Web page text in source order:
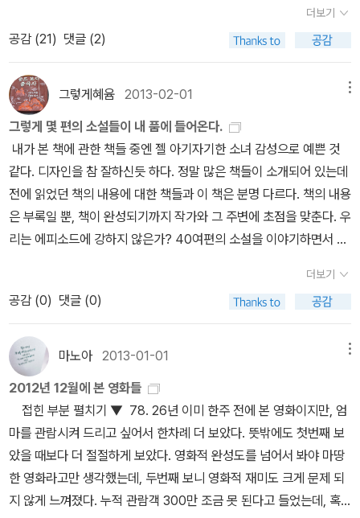
뺏긴 후다. 소린과 드워프들은 자신들의 왕국과 보물을 되찾기 위해
여행을 떠났지만, 점차 그들은 잃어버린 '왕국'보다 잃어버린 '보물'에
더 집착한다. 드워프 종족 자체가 보물을 좋아하긴 하지만, <호빗>에
서의 드워프들은 점차 보물에 이성을 빼앗긴다. 그 중 가장 심한 것은
드워프의 왕 '소린(Thorine)'이었다. 처음부터 광기(내 기준으로는
'똘끼' 혹은 '객기')가 있다고 묘사된 소린이었지만, 여정 과정에서 그
가 보여준 모습은 꽤 괜찮은 리더였다. 물론 고집불통에 까칠하기가
그지없어서 오히려 고생을 자처하는 경우도 있지만 (가령 어둠의 숲
요정의 왕인 '스란두일' 앞에서 하는 행동은 그냥 똥고집에 가까운 객
기이 뿐이다), 전체적으로는 화통하고 카리스마있는 리더의 모습을
보여준다. 그러나 소리은 조금씩 미쳐가고 있었다. 소린의 광기는 스
마우그가 빼앗았던 보물을 다시 보는 순간 소린의 변화는 가속을 달
린다. 스마우그가 죽은 후 바르드(Bard)와 스란두일이 찾아왔을 때
착하는 골룸의 모습을 닮기도 했고, 권력에 집착하던 곤도르의 국왕
'데네소르'를 닮기도 했다. 권력, 혹은 물질에 집착하는 현대인의 모습
과 그 집착의 정도를 톨킨은 이들 캐릭터를 통해 단계별로 보여주는
것만 같다. 다행히 소린은 골룸이나 데네소르와는 달리 마지막까지
미치진 않는다. 여전히 그의 광기는 남아있지만 (이것은 권력과 물질
에 집착하는 인간의 근본적인 악한 본성을 상징한다), 소린은 동시
에 리더로서의 자신의 본분과 자신의 또다른 면인 선한 성품을 놓지
않았다. 덕분에 안타까운 최후에도 불구하고 소린은 빌보와 화해하는
미 많은 사람들이 잘 하고 있다.그런 것들을 따라가기에는 나는 너무
뒤쳐져있어서몇 번 해보고는 금방 내려놓는지도 모르겠다. 독후감이
라면 나는 내게 일어난 '감'에 집중해보기로 했다.그것은 아주 사적이
고 내밀한 이야기일지도 모르지만그것이야말로 내겐 더할나위없이
가치 있다는 생각을 한다.그런 것들을 정돈해보고자 이런 서재도 시
작할 것인데다른 사람들의 서재를 읽다보면 그런 것들을 쉬이 잊곤
한다. 사적인 공간에서 나만을 위한 글쓰기를.그것은 온전한 내 소박
한 바램.
아, 이것은 진정한 참회의 눈물인가, 아니면 악어의 눈물인가? 다른
인터뷰에서 보니 자신은 후회하지 않는다고 한 걸 보면 악어의 눈물
일 가능성이 충분히 보이지만, 설령 진정한 회개의 눈물이라 한들 그
게 대체 무슨 소용이란 말인가. 죽은 사람이 살아 돌아오기라도 하는
가? 이제 와서 피해자들에게 뭘로 보상하고 어떻게 사과할 것인데?
이건 조상들의 잘못을 반성하고 책임을 느껴야 하는 일본측의 입장과
는 또 다른 문제다. 그들은 가해 당사자이니까. 아주 아주 보기 힘든
영화였다. 런닝 타임도 꽤 길었다. 상영하는 곳도 많지 않아서 찾아보
기까지 애먹었다. 힘들 걸 알았지만 그래도 봐야만 하는 영화라고 생
각했다. 포스터만 봐서는 절대 고르지 않을 영화였지만, 이 영화의 배
경을 알고 나니 찾지 않을 수 없었다. 이런 걸 만들어내는 감독은 또
얼마나 대단한지... 이건 비포 시리즈의 리처드 링클레이터와는 또 결
그들이 저지른 행위에 대해서 스스로 어떻게 생각하는지를 그들 자신
이 보여주도록 판을 짜놓은 것이다. 어휴, 괴물 감독이다. 비단 인도네
시아뿐 아니라 우리나라도 그렇고, 파시즘 하에서도 그랬듯이, 대체
'공산주의자'라는 이름으로 얼마나 많은 사람을 죽인 것일까. 마르크
스가 지하에서 울겠네...;;;; ★★★★★82. 님아 그 강을 건너지 마
오(진모영, 204)입소문이 워낙 쟁쟁했지만 그렇게 끌린 영화는 아니
었다. 약속이 이리저리 꼬이면서 우연히 급하게 보기로 결정한 영화
였다. 보고 난 느낌은 '워낭소리'와 비슷했다. 다들 왜 그렇게 열광하
지???노부부가 함께 한 시간이 무려 76년이었다. 부부는 다정했고
순한 스토리 때문에 영화와 비교해 많은 이들이 평가절하하지만 나름
대로 재밌다. 하지만 큰 기대는 하지 말도록. 6. 대한민국 나쁜 기업
지 못한다. 그렇기 때문에 쌍용차 파업, 용산참사는 단지 그들 자신의
배를 부르게 하기 위한 욕심이 부른 화라고 생각한다. 위에서는 아래
를, 아래에서는 옆을 볼 수 있는 시야를 가질 필요가 있다. 이 책이 그
포문을 열어주었다.7. 계간 자음과모음 21호 (2013년 가을호)- 패스.
8. 의자놀이, 공지영- 표절 논란으로 이래저래 말이 많지만 쌍용차 사
태를 쉽게 접할 수 있는 책이다. 회사의 잘못을 탓하기 위해 파업을 진
행했는데 되려 노조에 배상청구를 하는 아이러니한 사태. 이런 나라
는 우리나라 외에 몇 없다고 한다. 9. 동물농장, 조지 오웰- <1984>
다. 예나 지금이나 나팔수는 존재하고, 우리 아랫것들이 분해야 하는
이유를 한번 더 상기시켜주었다. 10. 썰전, JTBC 썰전 제작팀- JT
BC의 인기 교양 프로그램 썰전의 타이틀을 내걸었지만... 때론 위험
하달 정도로 아슬아슬한 방송 분위기가 전혀 드러나지 않은 이 책은
방송 팬에게 큰 점수를 얻지 못할 것이다. 내용 또한 그리 깊지 않아
시사에 관심을 조금이라도 가진 이들이라면 실망할 만하다. 11. 우리
에게는 또 다른 영토가 있다, 송화준, 한솔- 우리나라의 몇 사회적 기
업 대표의 인터뷰집이다. 어떻게 하면 기업이 사회에 공헌할 수 있는
가에 대한 의문은 이 책을 읽음으로써 더욱 커진다. 답이 없기 때문이
다... 그 답을 고민해나가는 과정에 지금 우리가 서 있다. 우리는 이것
을 치열하게 생각해보아야 할 것이다. 12. 열한시, 이상민- 영화 '열한
ㅎ 그나저나 책이 빨리 나오면 좋을텐데...안 나오면 어쩌나... 은근히
걱정도 되고...근데 나올 것 같다...인내심을 갖고 기다려 보는거야~!!!
ㅋㅋㅋ J.R.R. 톨킨의 가운데땅 이야기 세트 - 전6권 (양장)존 로날
드 로웰 톨킨 지음, 김번.김보원.이미애 옮김 / 씨앗을뿌리는사람 / 2
010년 8월 목차1권 반지의 제왕_I 반지원정대 2권 반지의 제왕_II
두 개의 탑 3권 반지의 제왕_III 왕의 귀환 4권 호빗 5권 실마릴리온
6권 후린의 아이들 호빗: 스마우그의 폐허 O.S.T. [2CD 스페셜 에
디션]에드 시런 (Ed Sheeran), 하워드 쇼어 (Howard Shore) / 유
니버설(Universal) / 2013년 12월 호빗: 뜻밖의 여정 O.S.T. [2C
D 디럭스 에디션]닐 핀 (Neil Finn) 노래, 하워드 쇼어 (Howard Sh
ore) 작곡 / 유니버설(Universal) / 2012년 12월 호빗: 뜻밖
의 여정 - 일반판 (2disc)피터 잭슨 감독, 이안 맥켈런 외 출연 / 워너
브라더스 / 2013년 4월 호빗 (반양장)존 로날드 로웰 톨킨 지음,
양장이다.반양장도 구매해야 하나... 호빗 The Hobbit존 로날
드 로웰 톨킨 지음, 이미애 옮김, 데이비드 웬젤 그림 / 씨앗을뿌리는
사람 / 2009년 10월 그래픽노블은 꼭 갖고싶당~컬렉션으로 추가~
ㅎㅎㅎ CD는 글쎄... 아직 모르겠다...듣고싶은데... 아마 나중에... 그
리 급한 건 아니니까...^^
더보기
공감 (21) 댓글 (2)
그렇게혜윰 2013-02-01
그렇게 몇 편의 소설들이 내 품에 들어온다.
내가 본 책에 관한 책들 중엔 젤 아기자기한 소녀 감성으로 예쁜 것
같다. 디자인을 참 잘하신듯 하다. 정말 많은 책들이 소개되어 있는데
전에 읽었던 책의 내용에 대한 책들과 이 책은 분명 다르다. 책의 내용
은 부록일 뿐, 책이 완성되기까지 작가와 그 주변에 초점을 맞춘다. 우
리는 에피소드에 강하지 않은가? 40여편의 소설을 이야기하면서 소
만 소설에 대한 이해도 도움이 되는 것 같다. 개인적으로는 30편 정
도로 줄이고 에피소드들을 좀 길~~~게 다루어주었으면 어떨까하는
생각도 해보았다. 그나저나 다른 작품들은 '작품 엿보기'라고 하여 한
두 페이지 정도 줄거리를 알려주는데 대실 해밋의 <붉은 수확>은 왜
없을까? 작가의 의도인가, 편집의 실수인가? 궁금하다. <이 책을 통
해 내가 첨 들어본, 그러나 읽고 싶어진 소설> 총 2권으로 구성된 <
캐치-22>. 원래 이 책의 제목은 22가 아니라 18이나 11이 될 뻔 했단
다. 작품 엿보기를 보니 전쟁을 배경으로 한 사회외 인간의 심리 사이
의 흥미진진한 줄당기기가 재미있어 보인다. 조지프 헬러라는 작가도
<캐치-22>라는 작품도 처음 들어보지만 무척 읽고 싶어졌다. 이
책이 읽고 싶어진 이유는 작가 잭 런던 때문이다. 책에 이런 구절이 나
더보기
공감 (0) 댓글 (0)
마노아2013-01-01
2012년 12월에 본 영화들
접힌 부분 펼치기 ▼ 78. 26년 이미 한주 전에 본 영화이지만, 엄
마를 관람시켜 드리고 싶어서 한차례 더 보았다. 뜻밖에도 첫번째 보
았을 때보다 더 절절하게 보았다. 영화적 완성도를 넘어서 봐야 마땅
한 영화라고만 생각했는데, 두번째 보니 영화적 재미도 크게 문제 되
지 않게 느껴졌다. 누적 관람객 300만 조금 못 된다고 들었는데, 혹